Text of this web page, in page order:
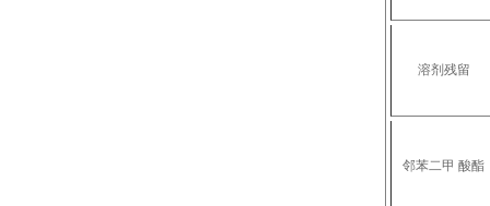
溶剂残留
邻苯二甲 酸酯